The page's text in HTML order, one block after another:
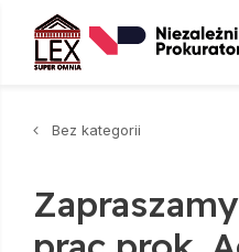
content
Bez kategorii